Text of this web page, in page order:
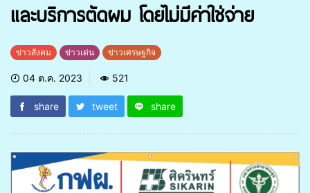
และบริการตัดผม​ โดยไม่มีค่าใช่จ่าย
ข่าวสังคม ข่าวเด่น ข่าวเศรษฐกิจ
04 ต.ค. 2023 521
share tweet share